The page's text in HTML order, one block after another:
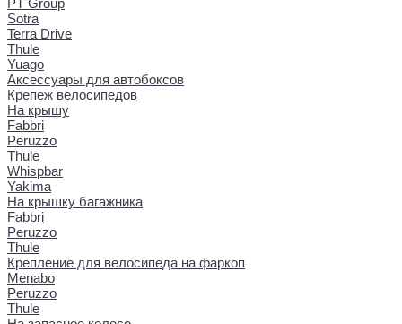
Sotra
Terra Drive
Thule
Yuago
Аксессуары для автобоксов
Крепеж велосипедов
На крышу
Fabbri
Peruzzo
Thule
Whispbar
Yakima
На крышку багажника
Fabbri
Peruzzo
Thule
Крепление для велосипеда на фаркоп
Menabo
Peruzzo
Thule